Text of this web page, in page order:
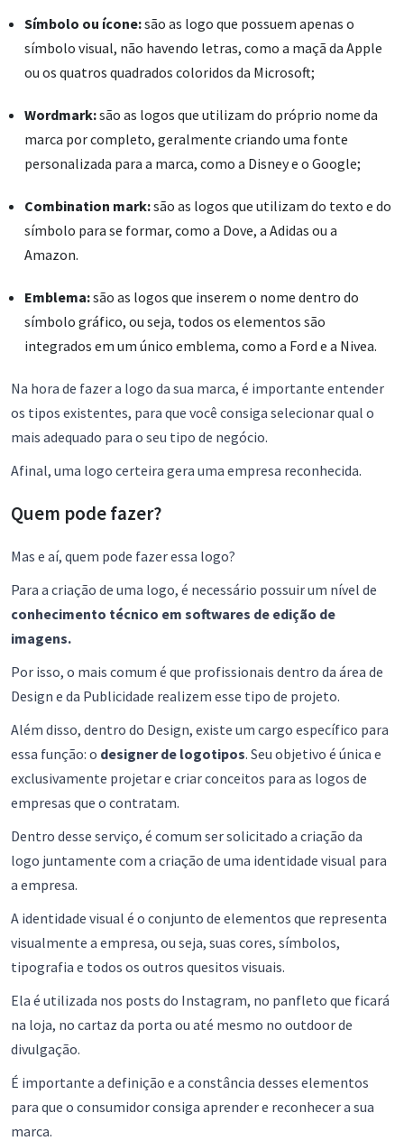
Símbolo ou ícone:são as logo que possuem apenas o
símbolo visual, não havendo letras, como a maçã da Apple
ou os quatros quadrados coloridos da Microsoft;
Wordmark:são as logos que utilizam do próprio nome da
marca por completo, geralmente criando uma fonte
personalizada para a marca, como a Disney e o Google;
Combination mark:são as logos que utilizam do texto e do
símbolo para se formar, como a Dove, a Adidas ou a
Amazon.
Emblema:são as logos que inserem o nome dentro do
símbolo gráfico, ou seja, todos os elementos são
integrados em um único emblema, como a Ford e a Nivea.
Na hora de fazer a logo da sua marca, é importante entender
os tipos existentes, para que você consiga selecionar qual o
mais adequado para o seu tipo de negócio.
Afinal, uma logo certeira gera uma empresa reconhecida.
Quem pode fazer?
Mas e aí, quem pode fazer essa logo?
Para a criação de uma logo, é necessário possuir um nível de
conhecimento técnico em softwares de edição de
imagens.
Por isso, o mais comum é que profissionais dentro da área de
Design e da Publicidade realizem esse tipo de projeto.
Além disso, dentro do Design, existe um cargo específico para
essa função: o designer de logotipos. Seu objetivo é única e
exclusivamente projetar e criar conceitos para as logos de
empresas que o contratam.
Dentro desse serviço, é comum ser solicitado a criação da
logo juntamente com a criação de uma identidade visual para
a empresa.
A identidade visual é o conjunto de elementos que representa
visualmente a empresa, ou seja, suas cores, símbolos,
tipografia e todos os outros quesitos visuais.
Ela é utilizada nos posts do Instagram, no panfleto que ficará
na loja, no cartaz da porta ou até mesmo no outdoor de
divulgação.
É importante a definição e a constância desses elementos
para que o consumidor consiga aprender e reconhecer a sua
marca.